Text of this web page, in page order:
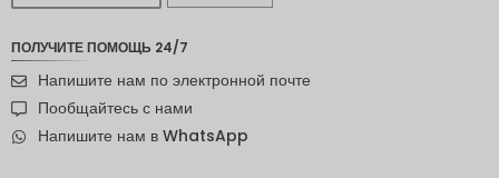
я крона
андский
ПОЛУЧИТЕ ПОМОЩЬ 24/7
Напишите нам по электронной почте
Пообщайтесь с нами
Напишите нам в WhatsApp